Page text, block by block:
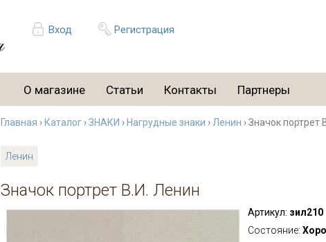
Вход Регистрация
О магазине Статьи Контакты Партнеры
Главная › Каталог ›ЗНАКИ › Нагрудные знаки › Ленин › Значок портрет
Ленин
Значок портрет В.И. Ленин
Артикул: зил210
Состояние: